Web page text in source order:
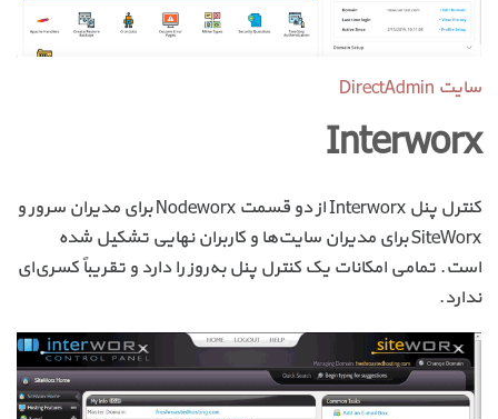
سایت DirectAdmin
Interworx
کنترل پنل Interworx از دو قسمت Nodeworx برای مدیران سرور و
SiteWorx برای مدیران سایت‌ها و کاربران نهایی تشکیل شده
است. تمامی امکانات یک کنترل پنل به‌روز را دارد و تقریباً کسری‌ای
ندارد.